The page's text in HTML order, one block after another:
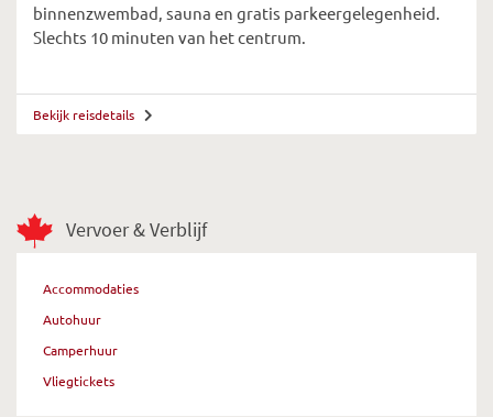
Vervoer & Verblijf
Accommodaties
Autohuur
Camperhuur
Vliegtickets
binnenzwembad, sauna en gratis parkeergelegenheid.
Slechts 10 minuten van het centrum.
Bekijk reisdetails